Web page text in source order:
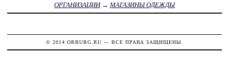
ОРГАНИЗАЦИИ→ МАГАЗИНЫ ОДЕЖДЫ
© 2014 ORBURG.RU — ВСЕ ПРАВА ЗАЩИЩЕНЫ.